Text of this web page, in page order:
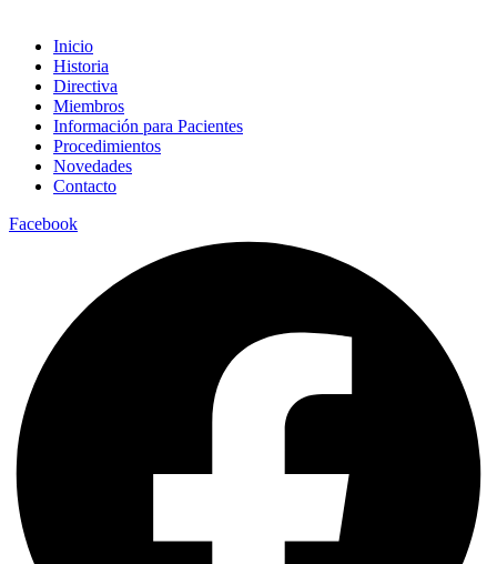
Inicio
Historia
Directiva
Miembros
Información para Pacientes
Procedimientos
Novedades
Contacto
Facebook